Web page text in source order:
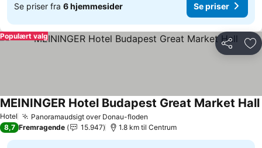
Se priser fra 6 hjemmesider Se priser
Del
Populært valg
Hotel Panoramaudsigt over Donau-floden
MEININGER Hotel Budapest Great Market Hall
8,7 Fremragende 15.947 1.8 km til Centrum